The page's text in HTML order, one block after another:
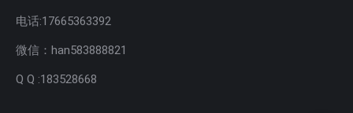
电话:17665363392
微信：han583888821
Q Q :183528668